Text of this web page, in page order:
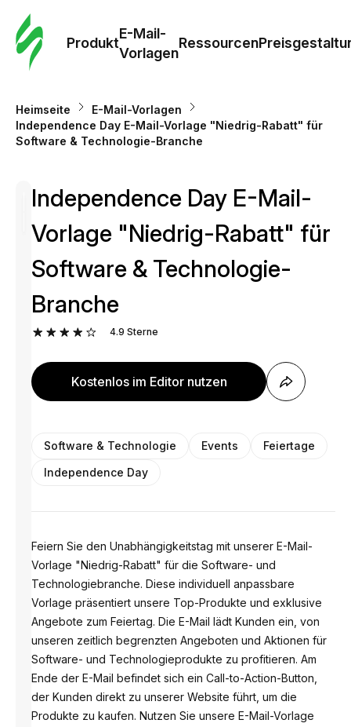
Produkt
E-Mail-
Vorlagen
Ressourcen
Heimseite
E-Mail-Vorlagen
Independence Day E-Mail-Vorlage "Niedrig-Rabatt" für
Software & Technologie-Branche
Independence Day E-Mail-
Vorlage "Niedrig-Rabatt" für
Software & Technologie-
Branche
4.9 Sterne
Kostenlos im Editor nutzen
Software & Technologie Events
Feiertage
Independence Day
Feiern Sie den Unabhängigkeitstag mit unserer E-Mail-
Vorlage "Niedrig-Rabatt" für die Software- und
Technologiebranche. Diese individuell anpassbare
Vorlage präsentiert unsere Top-Produkte und exklusive
Angebote zum Feiertag. Die E-Mail lädt Kunden ein, von
unseren zeitlich begrenzten Angeboten und Aktionen für
Software- und Technologieprodukte zu profitieren. Am
Ende der E-Mail befindet sich ein Call-to-Action-Button,
der Kunden direkt zu unserer Website führt, um die
Produkte zu kaufen. Nutzen Sie unsere E-Mail-Vorlage